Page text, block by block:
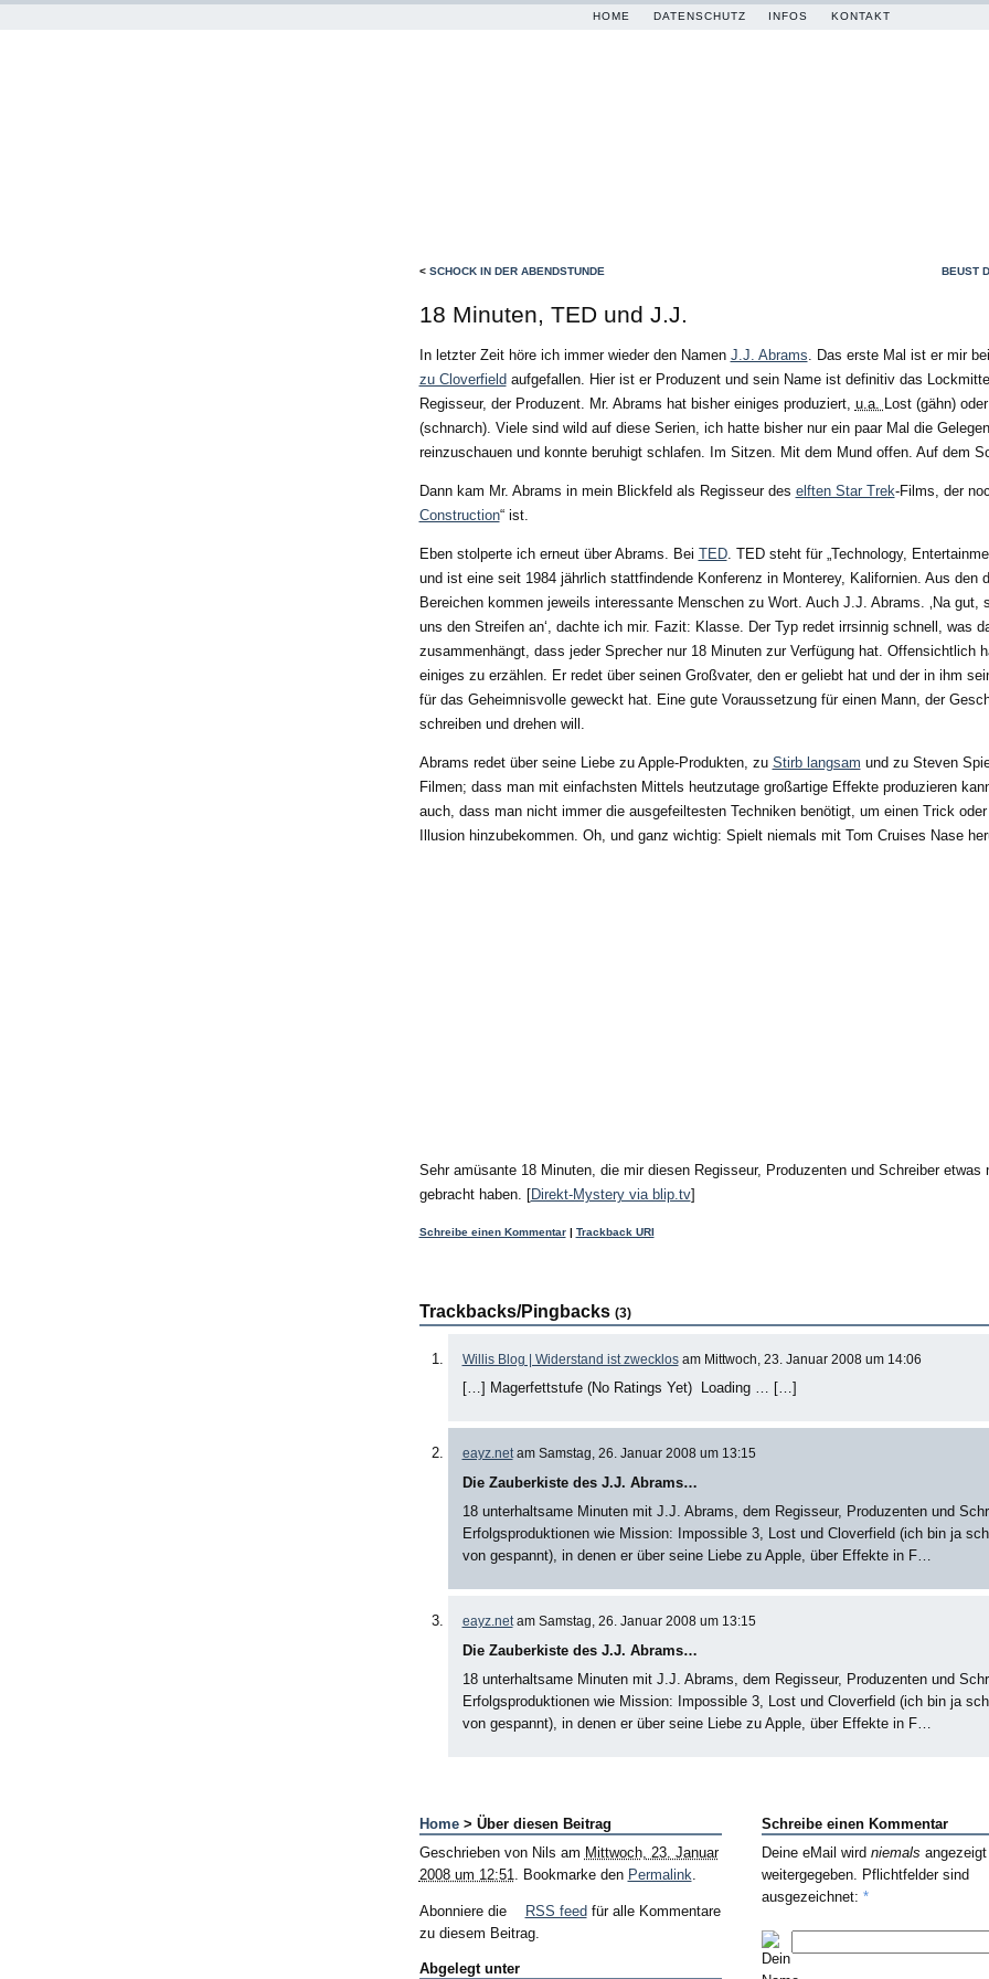
HOME DATENSCHUTZ INFOS KONTAKT
< SCHOCK IN DER ABENDSTUNDE BEUST
18 Minuten, TED und J.J.
In letzter Zeit höre ich immer wieder den Namen J.J. Abrams. Das erste Mal ist er mir
zu Cloverfield aufgefallen. Hier ist er Produzent und sein Name ist definitiv das
Regisseur, der Produzent. Mr. Abrams hat bisher einiges produziert, u.a. Lost (gähn)
(schnarch). Viele sind wild auf diese Serien, ich hatte bisher nur ein paar Mal die
reinzuschauen und konnte beruhigt schlafen. Im Sitzen. Mit dem Mund offen. Auf dem
Dann kam Mr. Abrams in mein Blickfeld als Regisseur des elften Star Trek-Films, der
Construction“ ist.
Eben stolperte ich erneut über Abrams. Bei TED. TED steht für „Technology,
und ist eine seit 1984 jährlich stattfindende Konferenz in Monterey, Kalifornien. Aus den
Bereichen kommen jeweils interessante Menschen zu Wort. Auch J.J. Abrams. ‚Na gut,
uns den Streifen an‘, dachte ich mir. Fazit: Klasse. Der Typ redet irrsinnig schnell, was
zusammenhängt, dass jeder Sprecher nur 18 Minuten zur Verfügung hat. Offensichtlich
einiges zu erzählen. Er redet über seinen Großvater, den er geliebt hat und der in ihm
für das Geheimnisvolle geweckt hat. Eine gute Voraussetzung für einen Mann, der
schreiben und drehen will.
Abrams redet über seine Liebe zu Apple-Produkten, zu Stirb langsam und zu Steven
Filmen; dass man mit einfachsten Mittels heutzutage großartige Effekte produzieren
auch, dass man nicht immer die ausgefeiltesten Techniken benötigt, um einen Trick oder
Illusion hinzubekommen. Oh, und ganz wichtig: Spielt niemals mit Tom Cruises Nase
Sehr amüsante 18 Minuten, die mir diesen Regisseur, Produzenten und Schreiber etwas
gebracht haben. [Direkt-Mystery via blip.tv]
Schreibe einen Kommentar | Trackback URI
Trackbacks/Pingbacks (3)
Willis Blog | Widerstand ist zwecklos am Mittwoch, 23. Januar 2008 um 14:06
[…] Magerfettstufe (No Ratings Yet) Loading … […]
eayz.net am Samstag, 26. Januar 2008 um 13:15
Die Zauberkiste des J.J. Abrams…
18 unterhaltsame Minuten mit J.J. Abrams, dem Regisseur, Produzenten und
Erfolgsproduktionen wie Mission: Impossible 3, Lost und Cloverfield (ich bin ja
von gespannt), in denen er über seine Liebe zu Apple, über Effekte in F…
eayz.net am Samstag, 26. Januar 2008 um 13:15
Die Zauberkiste des J.J. Abrams…
18 unterhaltsame Minuten mit J.J. Abrams, dem Regisseur, Produzenten und
Erfolgsproduktionen wie Mission: Impossible 3, Lost und Cloverfield (ich bin ja
von gespannt), in denen er über seine Liebe zu Apple, über Effekte in F…
Home> Über diesen Beitrag
Geschrieben von Nils am Mittwoch, 23. Januar
2008 um 12:51. Bookmarke den Permalink.
Abonniere die RSS feed für alle Kommentare
zu diesem Beitrag.
Abgelegt unter
Schreibe einen Kommentar
Deine eMail wird niemals
weitergegeben. Pflichtfelder sind
ausgezeichnet: *